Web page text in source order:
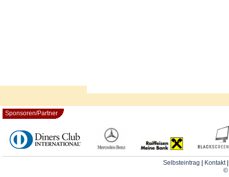
Sponsoren/Partner
Selbsteintrag Kontakt
©